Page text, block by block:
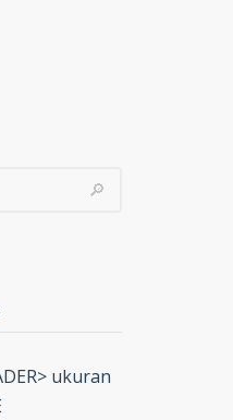
ukuran